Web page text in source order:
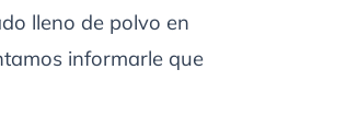
lleno de polvo en
informarle que